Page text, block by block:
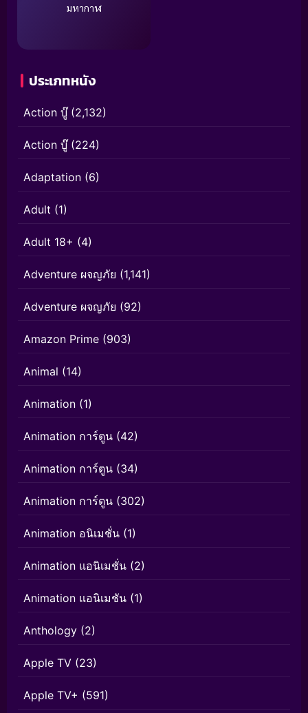
มหากาฬ
ประเภทหนัง
Action บู๊(2,132)
Action บู๊(224)
Adaptation (6)
Adult (1)
Adult 18+ (4)
Adventure ผจญภัย (1,141)
Adventure ผจญภัย (92)
Amazon Prime (903)
Animal (14)
Animation (1)
Animation การ์ตูน (42)
Animation การ์ตูน (34)
Animation การ์ตูน (302)
Animation อนิเมชั่น (1)
Animation แอนิเมชั่น (2)
Animation แอนิเมชัน (1)
Anthology (2)
Apple TV (23)
Apple TV+ (591)